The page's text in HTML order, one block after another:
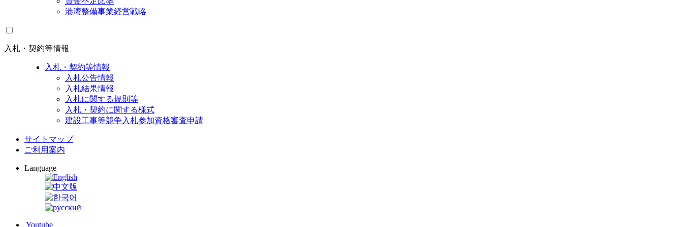
港湾整備事業経営戦略
入札・契約等情報
入札・契約等情報
入札公告情報
入札結果情報
入札に関する規則等
入札・契約に関する様式
建設工事等競争入札参加資格審査申請
サイトマップ
ご利用案内
Language
Youtube